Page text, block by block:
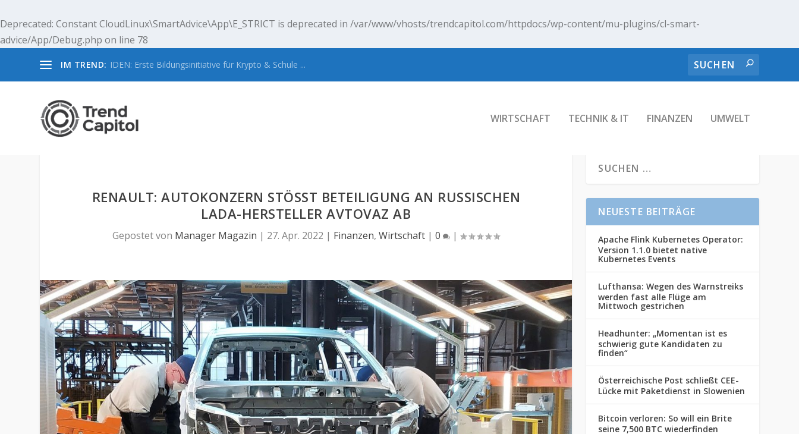
Deprecated: Constant CloudLinux\SmartAdvice\App\E_STRICT is deprecated in /var/www/vhosts/trendcapitol.com/httpdocs/wp-content/mu-plugins/cl-smart-
advice/App/Debug.php on line 78
IM TREND: IDEN: Erste Bildungsinitiative für Krypto & Schule ...
WIRTSCHAFT TECHNIK & IT FINANZEN UMWELT
RENAULT: AUTOKONZERN STÖSST BETEILIGUNG AN RUSSISCHEN L
ADA-HERSTELLER AVTOVAZ AB
Gepostet von Manager Magazin | 27. Apr. 2022 | Finanzen,Wirtschaft |0 |
NEUESTE BEITRÄGE
Apache Flink Kubernetes Operator:
Version 1.1.0 bietet native
Kubernetes Events
Lufthansa: Wegen des Warnstreiks
werden fast alle Flüge am
Mittwoch gestrichen
Headhunter: „Momentan ist es
schwierig gute Kandidaten zu
finden“
Österreichische Post schließt CEE-
Lücke mit Paketdienst in Slowenien
Bitcoin verloren: So will ein Brite
seine 7,500 BTC wiederfinden